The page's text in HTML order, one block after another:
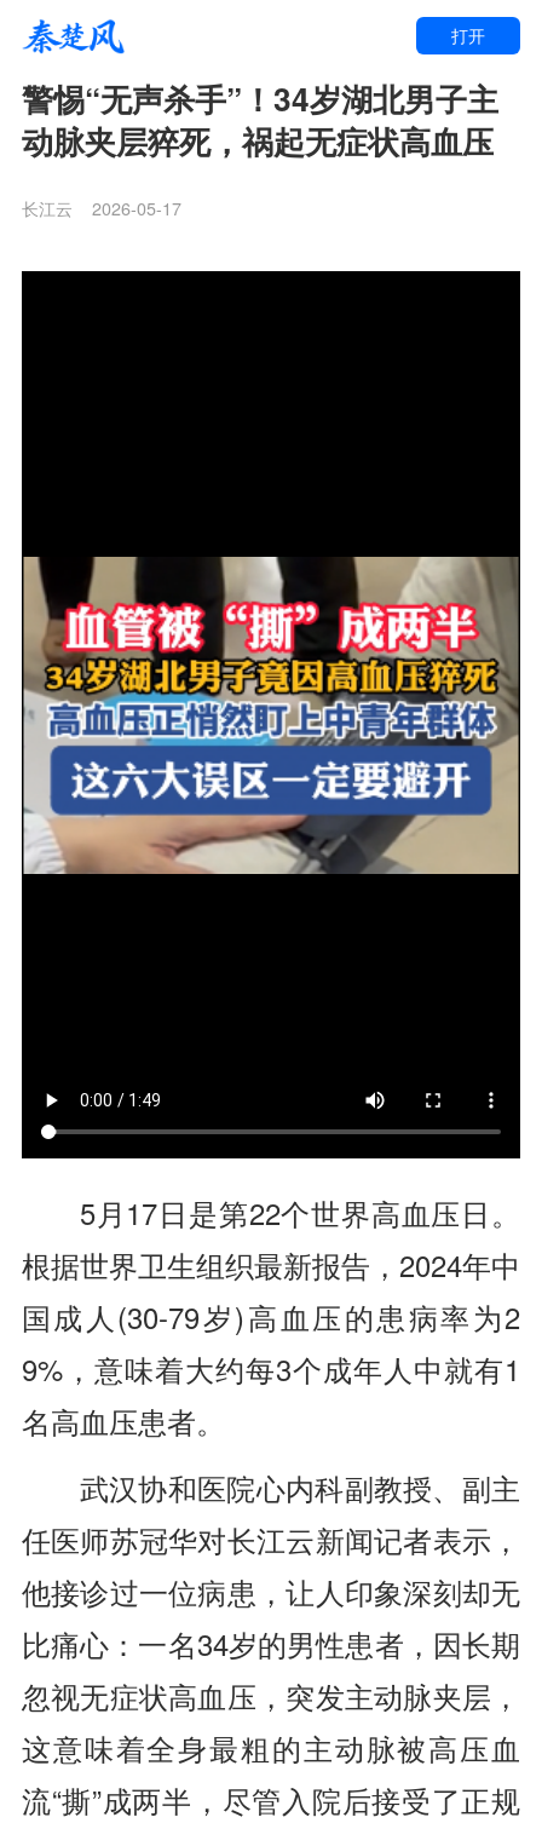
打开
警惕“无声杀手”！34岁湖北男子主
动脉夹层猝死，祸起无症状高血压
长江云 2026-05-17
5月17日是第22个世界高血压日。
根据世界卫生组织最新报告，2024年中
国成人(30-79岁)高血压的患病率为2
9%，意味着大约每3个成年人中就有1
名高血压患者。
武汉协和医院心内科副教授、副主
任医师苏冠华对长江云新闻记者表示，
他接诊过一位病患，让人印象深刻却无
比痛心：一名34岁的男性患者，因长期
忽视无症状高血压，突发主动脉夹层，
这意味着全身最粗的主动脉被高压血
流“撕”成两半，尽管入院后接受了正规